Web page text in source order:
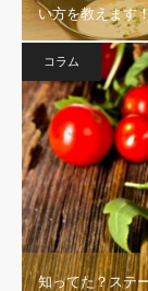
い方を教えます
コラム
知ってた？ステ